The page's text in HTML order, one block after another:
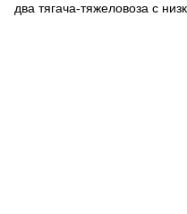
два тягача-тяжеловоза с